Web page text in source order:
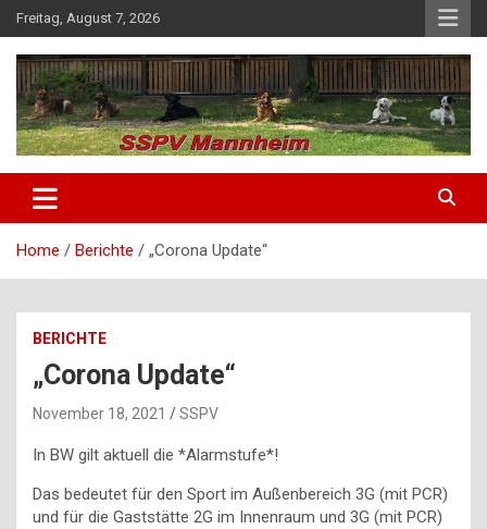
Skip
to
content
Freitag, August 7, 2026
SSPV Mannheim
Home Berichte „Corona Update“
BERICHTE
„Corona Update“
November 18, 2021 SSPV
In BW gilt aktuell die *Alarmstufe*!
Das bedeutet für den Sport im Außenbereich 3G (mit PCR)
und für die Gaststätte 2G im Innenraum und 3G (mit PCR)